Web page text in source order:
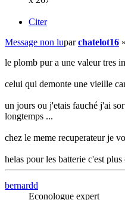
Citer
Message non luparchatelot16 »
le plomb pur a une valeur tres
celui qui demonte une vieille
un jours ou j'etais fauché j'ai
longtemps ...
chez le meme recuperateur je
helas pour les batterie c'est
bernardd
Econologue expert